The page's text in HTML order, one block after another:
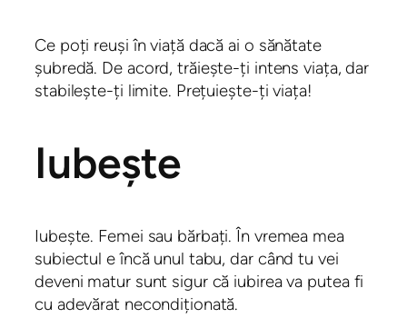
Ce poți reuși în viață dacă ai o sănătate
șubredă. De acord, trăiește-ți intens viața, dar
stabilește-ți limite. Prețuiește-ți viața!
Iubește
Iubește. Femei sau bărbați. În vremea mea
subiectul e încă unul tabu, dar când tu vei
deveni matur sunt sigur că iubirea va putea fi
cu adevărat necondiționată.